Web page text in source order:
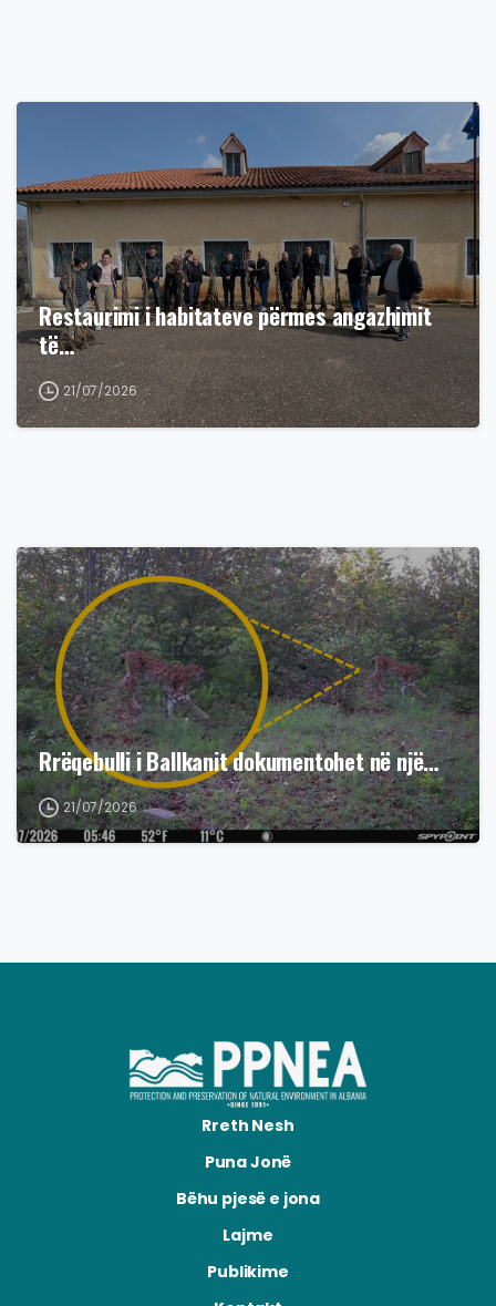
Restaurimi i habitateve përmes angazhimit
të…
21/07/2026
Rrëqebulli i Ballkanit dokumentohet në një…
21/07/2026
Rreth Nesh
Puna Jonë
Bëhu pjesë e jona
Lajme
Publikime